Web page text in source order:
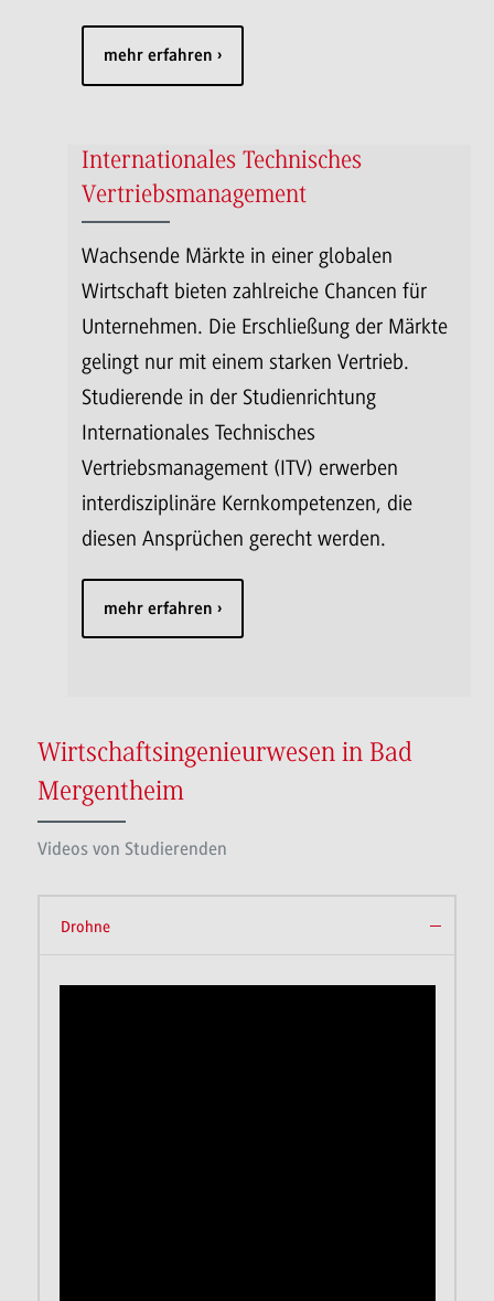
mehr erfahren
Internationales Technisches
Vertriebsmanagement
Wachsende Märkte in einer globalen
Wirtschaft bieten zahlreiche Chancen für
Unternehmen. Die Erschließung der Märkte
gelingt nur mit einem starken Vertrieb.
Studierende in der Studienrichtung
Internationales Technisches
Vertriebsmanagement (ITV) erwerben
interdisziplinäre Kernkompetenzen, die
diesen Ansprüchen gerecht werden.
mehr erfahren
Wirtschaftsingenieurwesen in Bad
Mergentheim
Videos von Studierenden
Drohne